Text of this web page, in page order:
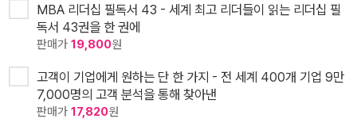
MBA 리더십 필독서 43 - 세계 최고 리더들이 읽는 리더십 필
독서 43권을 한 권에
판매가 19,800원
고객이 기업에게 원하는 단 한 가지 - 전 세계 400개 기업 9만
7,000명의 고객 분석을 통해 찾아낸
판매가 17,820원